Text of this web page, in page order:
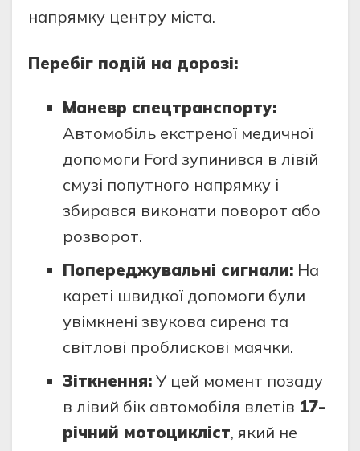
напрямку центру міста.
Перебіг подій на дорозі:
Маневр спецтранспорту:
Автомобіль екстреної медичної
допомоги Ford зупинився в лівій
смузі попутного напрямку і
збирався виконати поворот або
розворот.
Попереджувальні сигнали:На
кареті швидкої допомоги були
увімкнені звукова сирена та
світлові проблискові маячки.
Зіткнення:У цей момент позаду
в лівий бік автомобіля влетів 17-
річний мотоцикліст, який не